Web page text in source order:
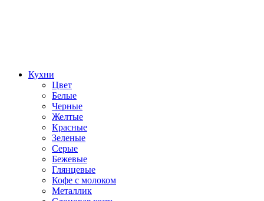
Кухни
Цвет
Белые
Черные
Желтые
Красные
Зеленые
Серые
Бежевые
Глянцевые
Кофе с молоком
Металлик